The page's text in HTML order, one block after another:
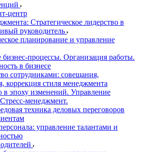
центр
Стратегическое лидерство в
руководитель
планирование и управление
процессы. Организация работы.
в бизнесе
сотрудниками: совещания,
коррекция стиля менеджмента
в эпоху изменений. Управление
менеджмент.
техника деловых переговоров
управление талантами и